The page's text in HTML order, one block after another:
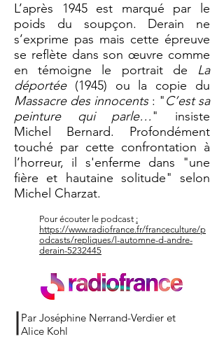
L’après 1945 est marqué par le
poids du soupçon. Derain ne
s’exprime pas mais cette épreuve
se reflète dans son œuvre comme
en témoigne le portrait de La
déportée(1945) ou la copie du
Massacre des innocents: "C’est sa
peinture qui parle…" insiste
Michel Bernard. Profondément
touché par cette confrontation à
l’horreur, il s'enferme dans "une
fière et hautaine solitude" selon
Michel Charzat.
Pour écouter le podcast :
https://www.radiofrance.fr/franceculture/p
odcasts/repliques/l-automne-d-andre-
derain-5232445
Par Joséphine Nerrand-Verdier et
Alice Kohl